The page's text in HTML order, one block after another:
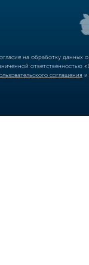
на обработку
соглашения и